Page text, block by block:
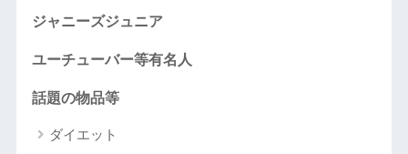
ジャニーズジュニア
ユーチューバー等有名人
話題の物品等
ダイエット